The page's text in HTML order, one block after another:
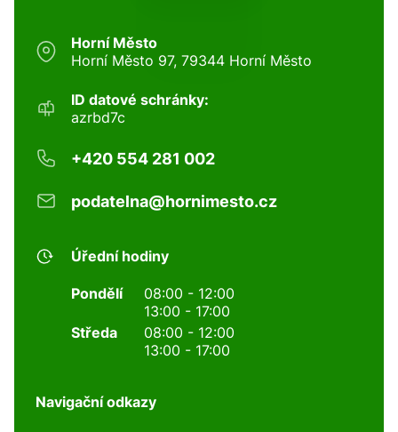
Horní Město
Horní Město 97, 79344 Horní Město
ID datové schránky:
azrbd7c
+420 554 281 002
podatelna@hornimesto.cz
Úřední hodiny
Pondělí
08:00 - 12:00
13:00 - 17:00
Středa
08:00 - 12:00
13:00 - 17:00
Navigační odkazy